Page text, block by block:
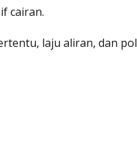
cairan.
laju aliran, dan